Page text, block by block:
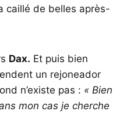
caillé de belles après-
Dax. Et puis bien
un rejoneador
n’existe pas : « Bien
mon cas je cherche